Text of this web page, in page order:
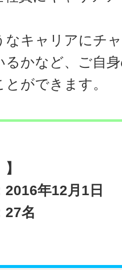
なキャリアにチ
るかなど、ご自
ができます。
年12月1日
名